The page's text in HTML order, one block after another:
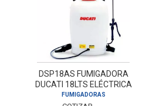
DSP18AS FUMIGADORA
DUCATI 18LTS ELÉCTRICA
FUMIGADORAS